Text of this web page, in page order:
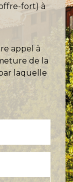
fort) à
appel à
de la
laquelle